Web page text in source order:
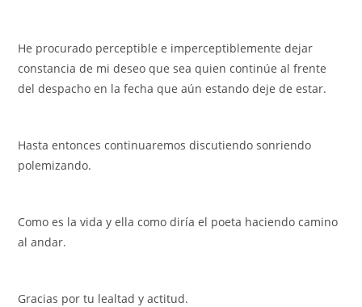
He procurado perceptible e imperceptiblemente dejar
constancia de mi deseo que sea quien continúe al frente
del despacho en la fecha que aún estando deje de estar.
Hasta entonces continuaremos discutiendo sonriendo
polemizando.
Como es la vida y ella como diría el poeta haciendo camino
al andar.
Gracias por tu lealtad y actitud.